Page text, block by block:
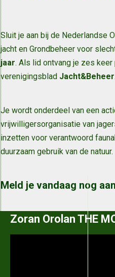
Sluit je aan bij de Nederlandse
jacht en Grondbeheer voor
jaar. Als lid ontvang je zes keer
verenigingsblad Jacht&Beheer.
Je wordt onderdeel van een
vrijwilligersorganisatie van
inzetten voor verantwoord
duurzaam gebruik van de natuur.
Meld je vandaag nog
Zoran Orolan THE